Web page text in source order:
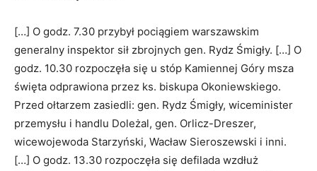
[…] O godz. 7.30 przybył pociągiem warszawskim
generalny inspektor sił zbrojnych gen. Rydz Śmigły. […] O
godz. 10.30 rozpoczęła się u stóp Kamiennej Góry msza
święta odprawiona przez ks. biskupa Okoniewskiego.
Przed ołtarzem zasiedli: gen. Rydz Śmigły, wiceminister
przemysłu i handlu Doleżal, gen. Orlicz-Dreszer,
wicewojewoda Starzyński, Wacław Sieroszewski i inni.
[…] O godz. 13.30 rozpoczęła się defilada wzdłuż